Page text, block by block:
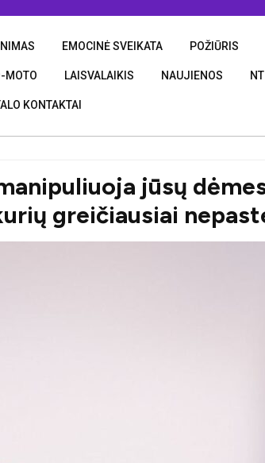
EMOCINĖ SVEIKATA POŽIŪRIS
MOTO LAISVALAIKIS NAUJIENOS NT
KONTAKTAI
jūsų
greičiausiai